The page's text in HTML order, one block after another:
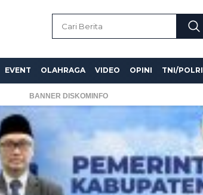
EVENT OLAHRAGA VIDEO OPINI TNI/POLRI
BANNER DISKOMINFO